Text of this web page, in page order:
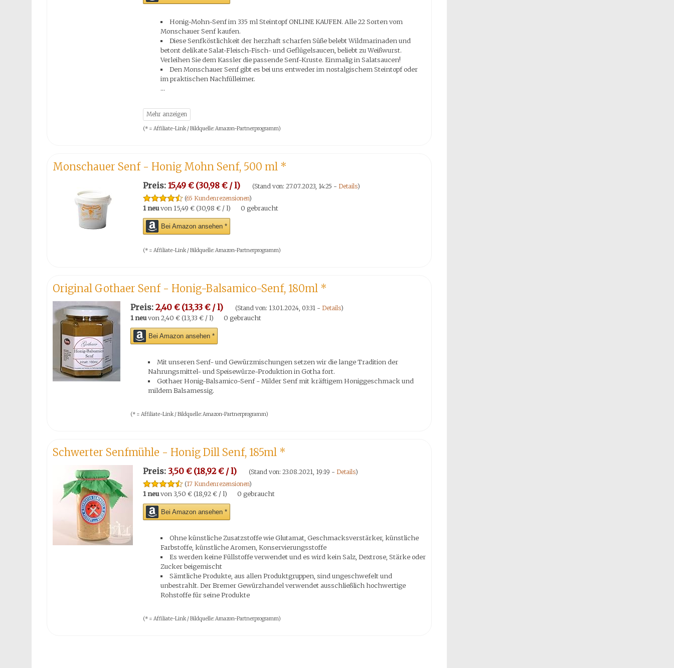
Honig-Mohn-Senf im 335 ml Steintopf ONLINE KAUFEN. Alle 22 Sorten vom
Monschauer Senf kaufen.
Diese Senfköstlichkeit der herzhaft scharfen Süße belebt Wildmarinaden und
betont delikate Salat-Fleisch-Fisch- und Geflügelsaucen, beliebt zu Weißwurst.
Verleihen Sie dem Kassler die passende Senf-Kruste. Einmalig in Salatsaucen!
Den Monschauer Senf gibt es bei uns entweder im nostalgischem Steintopf oder
im praktischen Nachfülleimer.
(* = Affiliate-Link / Bildquelle: Amazon-Partnerprogramm)
Monschauer Senf - Honig Mohn Senf, 500 ml *
Preis: 15,49 € (30,98 € / l) (Stand von: 27.07.2023, 14:25 - Details)
(65 Kundenrezensionen)
1 neuvon 15,49 € (30,98 € / l) 0 gebraucht
Bei Amazon ansehen *
(* = Affiliate-Link / Bildquelle: Amazon-Partnerprogramm)
Original Gothaer Senf - Honig-Balsamico-Senf, 180ml *
Preis: 2,40 € (13,33 € / l) (Stand von: 13.01.2024, 03:31 - Details)
1 neuvon 2,40 € (13,33 € / l) 0 gebraucht
Bei Amazon ansehen *
Mit unseren Senf- und Gewürzmischungen setzen wir die lange Tradition der
Nahrungsmittel- und Speisewürze-Produktion in Gotha fort.
Gothaer Honig-Balsamico-Senf - Milder Senf mit kräftigem Honiggeschmack und
mildem Balsamessig.
(* = Affiliate-Link / Bildquelle: Amazon-Partnerprogramm)
Schwerter Senfmühle - Honig Dill Senf, 185ml *
Preis: 3,50 € (18,92 € / l) (Stand von: 23.08.2021, 19:19 - Details)
(17 Kundenrezensionen)
1 neuvon 3,50 € (18,92 € / l) 0 gebraucht
Bei Amazon ansehen *
Ohne künstliche Zusatzstoffe wie Glutamat, Geschmacksverstärker, künstliche
Farbstoffe, künstliche Aromen, Konservierungsstoffe
Es werden keine Füllstoffe verwendet und es wird kein Salz, Dextrose, Stärke oder
Zucker beigemischt
Sämtliche Produkte, aus allen Produktgruppen, sind ungeschwefelt und
unbestrahlt. Der Bremer Gewürzhandel verwendet ausschließlich hochwertige
Rohstoffe für seine Produkte
(* = Affiliate-Link / Bildquelle: Amazon-Partnerprogramm)